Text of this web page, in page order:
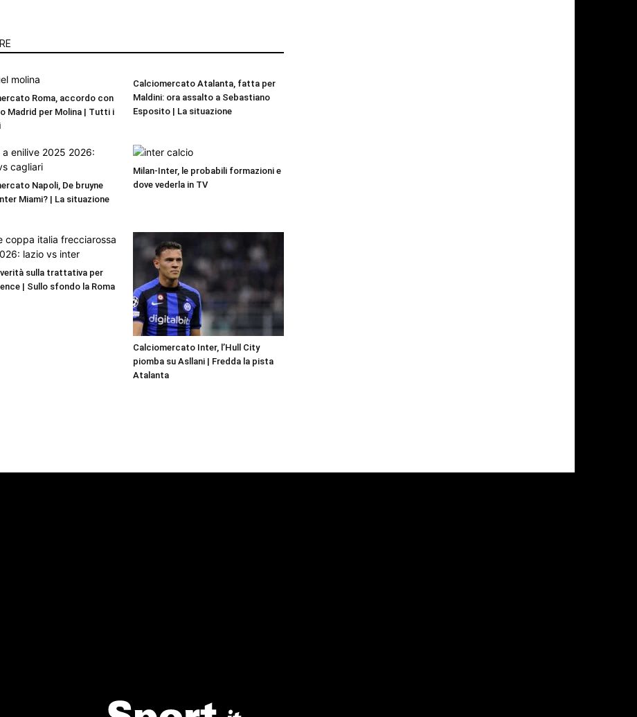
Roma, accordo con
Madrid per Molina | Tutti i
Calciomercato Atalanta, fatta per
Maldini: ora assalto a Sebastiano
Esposito | La situazione
Napoli, De bruyne
Miami? | La situazione
Milan-Inter, le probabili formazioni e
dove vederla in TV
verità sulla trattativa per
| Sullo sfondo la Roma
Calciomercato Inter, l’Hull City
piomba su Asllani | Fredda la pista
Atalanta